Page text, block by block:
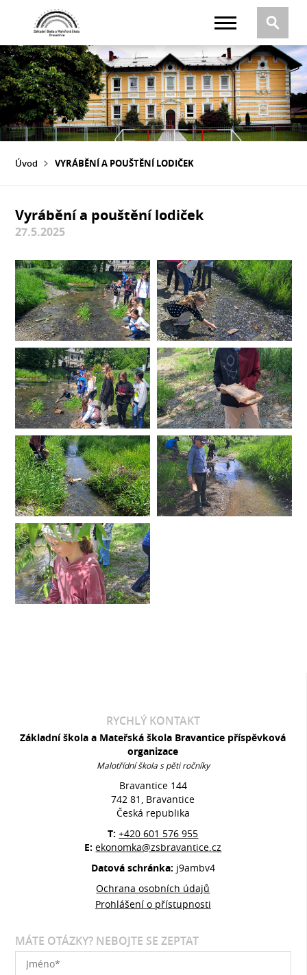
Úvod VYRÁBĚNÍ A POUŠTĚNÍ LODIČEK
Vyrábění a pouštění lodiček
27.5.2025
RYCHLÝ KONTAKT
Základní škola a Mateřská škola Bravantice příspěvková
organizace
Malotřídní škola s pěti ročníky
Bravantice 144
742 81, Bravantice
Česká republika
T:+420 601 576 955
E:ekonomka@zsbravantice.cz
Datová schránka: j9ambv4
Ochrana osobních údajů
Prohlášení o přístupnosti
MÁTE OTÁZKY? NEBOJTE SE ZEPTAT